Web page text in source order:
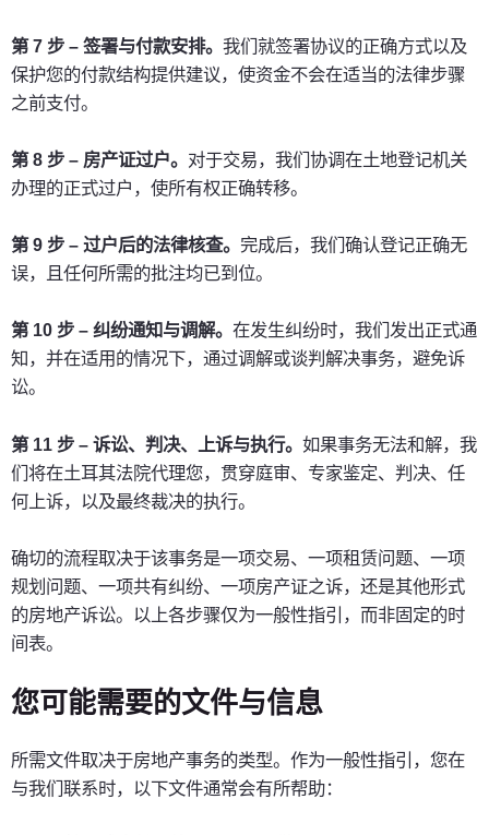
第 7 步 – 签署与付款安排。 我们就签署协议的正确方式以及
保护您的付款结构提供建议，使资金不会在适当的法律步骤
之前支付。
第 8 步 – 房产证过户。 对于交易，我们协调在土地登记机关
办理的正式过户，使所有权正确转移。
第 9 步 – 过户后的法律核查。 完成后，我们确认登记正确无
误，且任何所需的批注均已到位。
第 10 步 – 纠纷通知与调解。 在发生纠纷时，我们发出正式通
知，并在适用的情况下，通过调解或谈判解决事务，避免诉
讼。
第 11 步 – 诉讼、判决、上诉与执行。 如果事务无法和解，我
们将在土耳其法院代理您，贯穿庭审、专家鉴定、判决、任
何上诉，以及最终裁决的执行。
确切的流程取决于该事务是一项交易、一项租赁问题、一项
规划问题、一项共有纠纷、一项房产证之诉，还是其他形式
的房地产诉讼。以上各步骤仅为一般性指引，而非固定的时
间表。
您可能需要的文件与信息
所需文件取决于房地产事务的类型。作为一般性指引，您在
与我们联系时，以下文件通常会有所帮助：